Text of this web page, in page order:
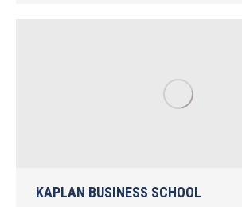
KAPLAN BUSINESS SCHOOL